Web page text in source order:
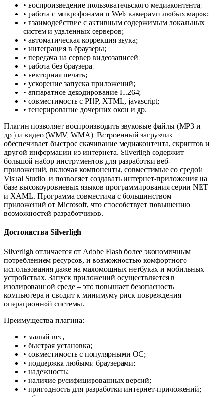
• воспроизведение пользовательского медиаконтента;
• работа с микрофонами и Web-камерами любых марок;
• взаимодействие с активным содержимым локальных
систем и удаленных серверов;
• автоматическая коррекция звука;
• интеграция в браузеры;
• передача на сервер видеозаписей;
• работа без браузера;
• векторная печать;
• ускорение запуска приложений;
• аппаратное декодирование H.264;
• совместимость с РНР, XTML, javascript;
• генерирование дочерних окон и др.
Плагин позволяет воспроизводить звуковые файлы (MP3 и
др.) и видео (WMV, WMA). Встроенный загрузчик
обеспечивает быстрое скачивание медиаконтента, скриптов и
другой информации из интернета. Silverligh содержит
большой набор инструментов для разработки веб-
приложений, включая компоненты, совместимые со средой
Visual Studio, и позволяет создавать интернет-приложения на
базе высокоуровневых языков программирования серии NET
и XAML. Программа совместима с большинством
приложений от Microsoft, что способствует повышению
возможностей разработчиков.
Достоинства Silverligh
Silverligh отличается от Adobe Flash более экономичным
потреблением ресурсов, и возможностью комфортного
использования даже на маломощных нетбуках и мобильных
устройствах. Запуск приложений осуществляется в
изолированной среде – это повышает безопасность
компьютера и сводит к минимуму риск повреждения
операционной системы.
Преимущества плагина:
• малый вес;
• быстрая установка;
• совместимость с популярными ОС;
• поддержка любыми браузерами;
• надежность;
• наличие русифицированных версий;
• пригодность для разработки интернет-приложений;